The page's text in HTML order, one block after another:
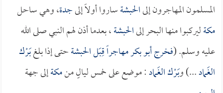
المسلمون المهاجرون إلىالحبشةساروا أولاً إلىجدة، وهي ساحل
مكةليركبوا منها البحر إلىالحبشة، بعدما أذن لهم النبي صلى الله
عليه وسلم. (فخرجأبو بكرمهاجراً قِبَلالحبشةحتى إذا بلغبَرْك
الغَماد...) وبَرْك الغَماد: موضع على خمس ليالٍ منمكةإلى جهة